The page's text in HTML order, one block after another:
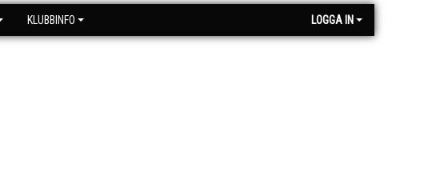
KLUBBINFO LOGGA IN